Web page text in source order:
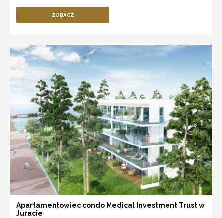
ZOBACZ
Apartamentowiec condo Medical Investment Trust w
Juracie